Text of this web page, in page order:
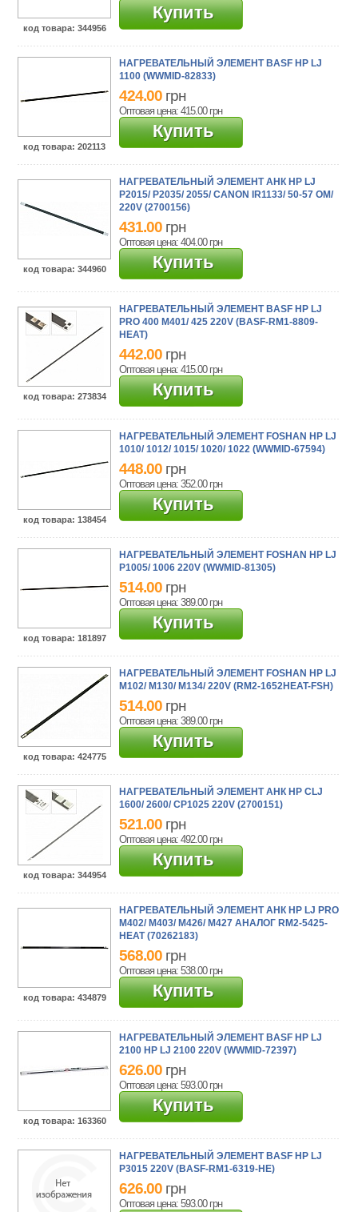
код товара: 344956
Купить
код товара: 202113
НАГРЕВАТЕЛЬНЫЙ ЭЛЕМЕНТ BASF HP LJ
1100 (WWMID-82833)
424.00 грн
Оптовая цена: 415.00 грн
Купить
код товара: 344960
НАГРЕВАТЕЛЬНЫЙ ЭЛЕМЕНТ АНК HP LJ
P2015/ P2035/ 2055/ CANON IR1133/ 50-57 ОМ/
220V (2700156)
431.00 грн
Оптовая цена: 404.00 грн
Купить
код товара: 273834
НАГРЕВАТЕЛЬНЫЙ ЭЛЕМЕНТ BASF HP LJ
PRO 400 M401/ 425 220V (BASF-RM1-8809-
HEAT)
442.00 грн
Оптовая цена: 415.00 грн
Купить
код товара: 138454
НАГРЕВАТЕЛЬНЫЙ ЭЛЕМЕНТ FOSHAN HP LJ
1010/ 1012/ 1015/ 1020/ 1022 (WWMID-67594)
448.00 грн
Оптовая цена: 352.00 грн
Купить
код товара: 181897
НАГРЕВАТЕЛЬНЫЙ ЭЛЕМЕНТ FOSHAN HP LJ
P1005/ 1006 220V (WWMID-81305)
514.00 грн
Оптовая цена: 389.00 грн
Купить
код товара: 424775
НАГРЕВАТЕЛЬНЫЙ ЭЛЕМЕНТ FOSHAN HP LJ
M102/ M130/ M134/ 220V (RM2-1652HEAT-FSH)
514.00 грн
Оптовая цена: 389.00 грн
Купить
код товара: 344954
НАГРЕВАТЕЛЬНЫЙ ЭЛЕМЕНТ АНК HP CLJ
1600/ 2600/ CP1025 220V (2700151)
521.00 грн
Оптовая цена: 492.00 грн
Купить
код товара: 434879
НАГРЕВАТЕЛЬНЫЙ ЭЛЕМЕНТ АНК HP LJ PRO
M402/ M403/ M426/ M427 АНАЛОГ RM2-5425-
HEAT (70262183)
568.00 грн
Оптовая цена: 538.00 грн
Купить
код товара: 163360
НАГРЕВАТЕЛЬНЫЙ ЭЛЕМЕНТ BASF HP LJ
2100 HP LJ 2100 220V (WWMID-72397)
626.00 грн
Оптовая цена: 593.00 грн
Купить
НАГРЕВАТЕЛЬНЫЙ ЭЛЕМЕНТ BASF HP LJ
P3015 220V (BASF-RM1-6319-HE)
626.00 грн
Оптовая цена: 593.00 грн